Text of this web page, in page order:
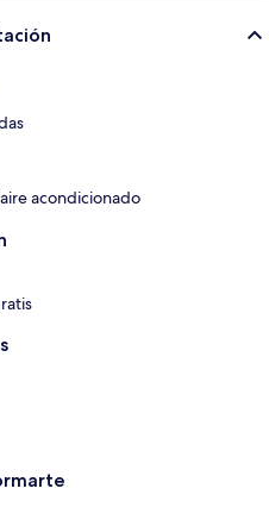
acondicionado